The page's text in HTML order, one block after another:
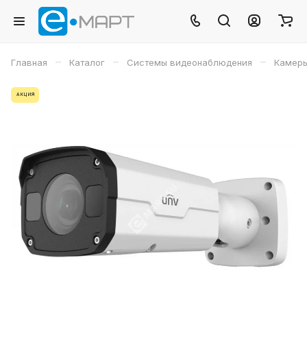
Главная – Каталог – Системы видеонаблюдения –
АКЦИЯ